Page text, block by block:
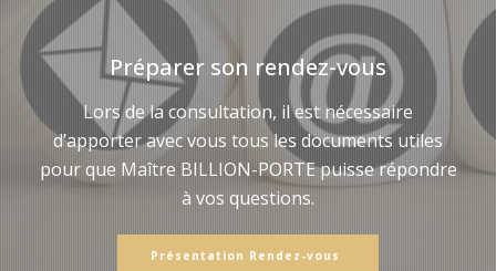
Préparer son rendez-vous
Lors de la consultation, il est nécessaire
d’apporter avec vous tous les documents utiles
pour que Maître BILLION-PORTE puisse répondre
à vos questions.
Présentation Rendez-vous